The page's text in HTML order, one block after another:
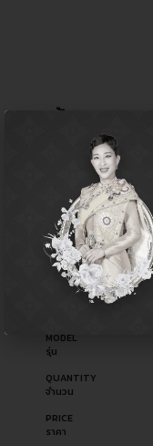
กล้องยาพวง
1,180.00
รหัสสินค้า ซีร่า
OEM NO.
รหัสอะไหล่ผู้ผลิต
PART TYPE
ประเภทอะไหล่
USED FOR
MODEL
รุ่น
QUANTITY
จำนวน
PRICE
ราคา